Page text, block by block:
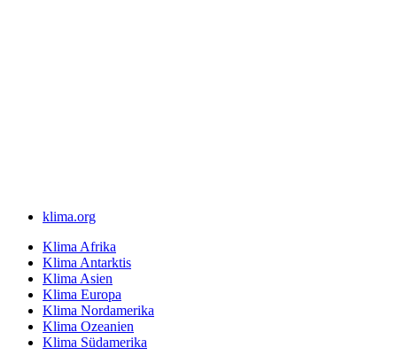
klima.org
Klima Afrika
Klima Antarktis
Klima Asien
Klima Europa
Klima Nordamerika
Klima Ozeanien
Klima Südamerika